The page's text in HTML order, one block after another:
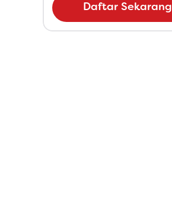
Daftar Sekarang